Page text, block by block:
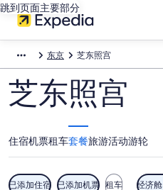
跳到页面主要部分
东京 芝东照宫
芝东照宫
住宿机票租车套餐旅游活动游轮
已添加住宿 已添加机票 租车 经济舱